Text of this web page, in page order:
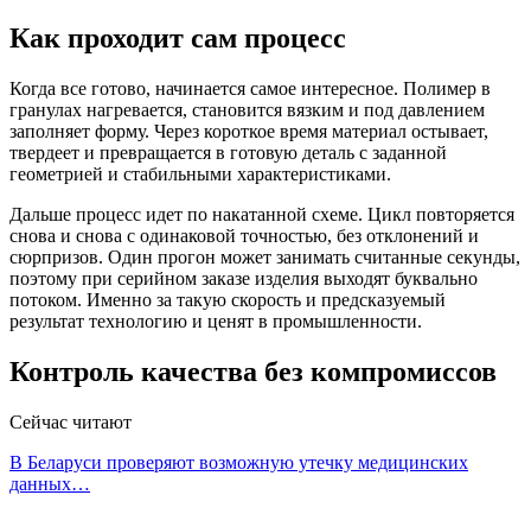
Как проходит сам процесс
Когда все готово, начинается самое интересное. Полимер в
гранулах нагревается, становится вязким и под давлением
заполняет форму. Через короткое время материал остывает,
твердеет и превращается в готовую деталь с заданной
геометрией и стабильными характеристиками.
Дальше процесс идет по накатанной схеме. Цикл повторяется
снова и снова с одинаковой точностью, без отклонений и
сюрпризов. Один прогон может занимать считанные секунды,
поэтому при серийном заказе изделия выходят буквально
потоком. Именно за такую скорость и предсказуемый
результат технологию и ценят в промышленности.
Контроль качества без компромиссов
Сейчас читают
В Беларуси проверяют возможную утечку медицинских
данных…